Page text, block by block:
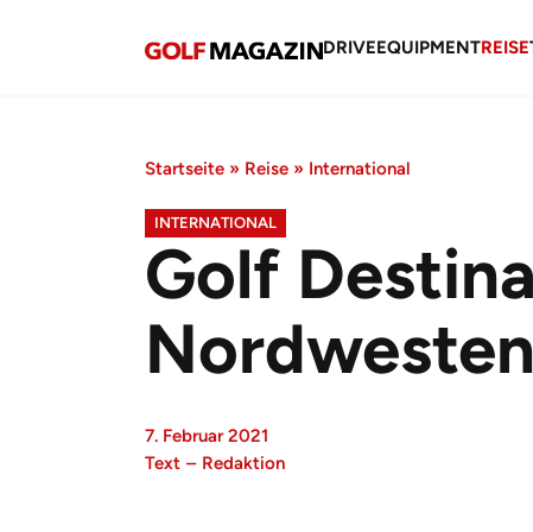
DRIVEEQUIPMENTREISE
Startseite » Reise » International
INTERNATIONAL
Golf
Nordwesten
7. Februar 2021
Text – Redaktion